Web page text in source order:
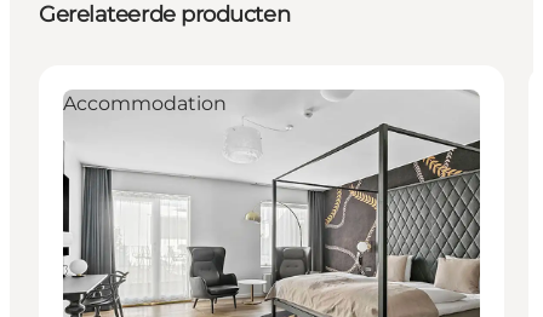
Gerelateerde producten
Accommodation